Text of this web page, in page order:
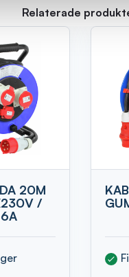
Relaterade
20M
/